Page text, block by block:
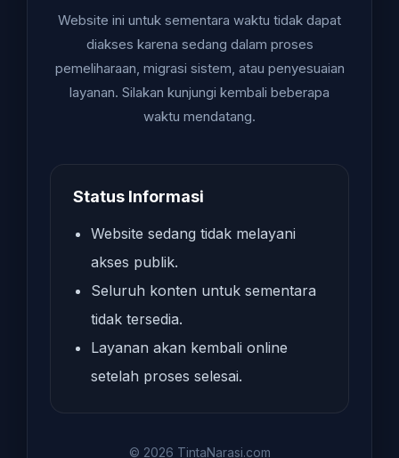
Website ini untuk sementara waktu tidak dapat
diakses karena sedang dalam proses
pemeliharaan, migrasi sistem, atau penyesuaian
layanan. Silakan kunjungi kembali beberapa
waktu mendatang.
Status Informasi
Website sedang tidak melayani
akses publik.
Seluruh konten untuk sementara
tidak tersedia.
Layanan akan kembali online
setelah proses selesai.
© 2026 TintaNarasi.com